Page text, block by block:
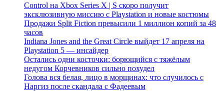
Control на Xbox Series X | S скоро получит
эксклюзивную миссию с Playstation и новые костюмы
Продажи Split Fiction превысили 1 миллион копий за 48
часов
Indiana Jones and the Great Circle выйдет 17 апреля на
Playstation 5 — инсайдер
Остались одни косточки: борющийся с тяжёлым
недугом Корчевников сильно похудел
Голова вся белая, лицо в морщинах: что случилось с
Наргиз после скандала с Фадеевым